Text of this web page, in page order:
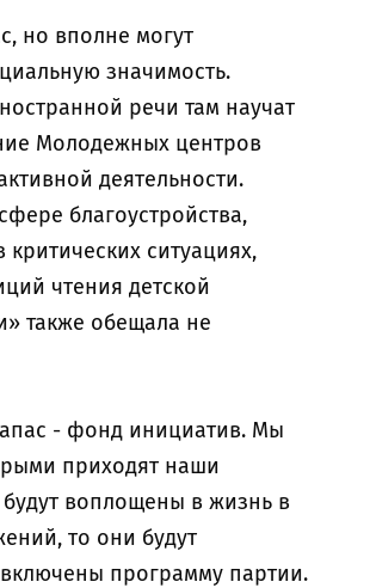
но вполне могут
значимость.
речи там научат
Молодежных центров
деятельности.
благоустройства,
ситуациях,
чтения детской
также обещала не
- фонд инициатив. Мы
приходят наши
воплощены в жизнь в
то они будут
программу партии.